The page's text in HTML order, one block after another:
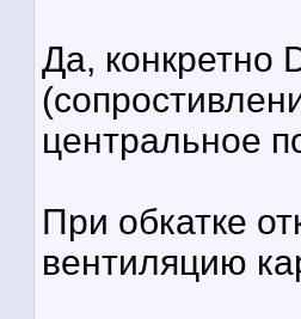
Да, конкретно
центральное
При обкатке
вентиляцию